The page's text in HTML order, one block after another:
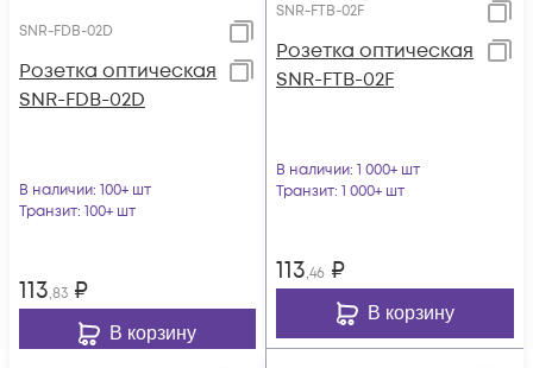
SNR-FDB-02D
Розетка оптическая
SNR-FDB-02D
В наличии: 100+ шт
Транзит: 100+ шт
113,83 ₽
В корзину
SNR-FTB-02F
Розетка оптическая
SNR-FTB-02F
В наличии: 1 000+ шт
Транзит: 1 000+ шт
113,46 ₽
В корзину